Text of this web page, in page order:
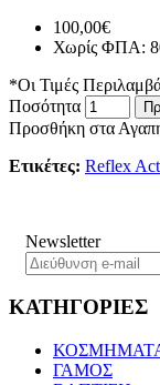
100,00€
Χωρίς ΦΠΑ:
*Οι Τιμές
Ποσότητα
Προσθήκη στα
Ετικέτες: Reflex
Newsletter
ΚΑΤΗΓΟΡΙΕΣ
ΓΑΜΟΣ